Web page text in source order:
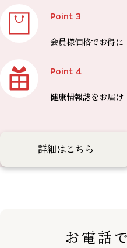
Point 3
会員様価格でお得に
Point 4
健康情報誌をお届け
詳細はこちら
お電話